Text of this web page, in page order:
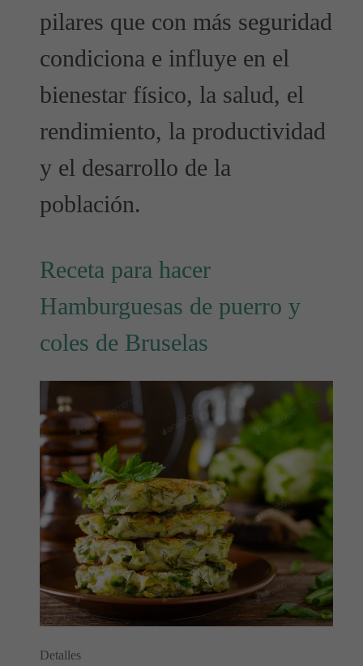
pilares que con más seguridad
condiciona e influye en el
bienestar físico, la salud, el
rendimiento, la productividad
y el desarrollo de la
población.
Receta para hacer
Hamburguesas de puerro y
coles de Bruselas
Detalles